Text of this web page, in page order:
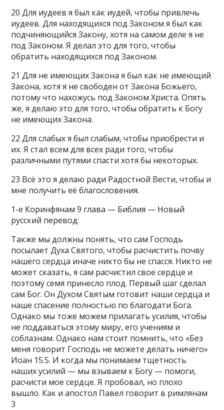
20 Для иудеев я был как иудей, чтобы привлечь
иудеев. Для находящихся под Законом я был как
подчиняющийся Закону, хотя на самом деле я не
под Законом. Я делал это для того, чтобы
обратить находящихся под Законом.
21 Для не имеющих Закона я был как не имеющий
Закона, хотя я не свободен от Закона Божьего,
потому что нахожусь под Законом Христа. Опять
же, я делаю это для того, чтобы обратить к Богу
не имеющих Закона.
22 Для слабых я был слабым, чтобы приобрести и
их. Я стал всем для всех ради того, чтобы
различными путями спасти хотя бы некоторых.
23 Всё это я делаю ради Радостной Вести, чтобы и
мне получить её благословения.
1-е Коринфянам 9 глава — Библия — Новый
русский перевод:
Также мы должны понять, что сам Господь
посылает Духа Святого, чтобы расчистить почву
нашего сердца иначе никто бы не спасся. Никто не
может сказать, я сам расчистил свое сердце и
поэтому семя принесло плод. Первый шаг сделал
сам Бог. Он Духом Святым готовит наши сердца и
наше спасение полностью по благодати Бога.
Однако мы тоже можем прилагать усилия, чтобы
не поддаваться этому миру, его учениям и
соблазнам. Однако нам стоит помнить, что «Без
меня говорит Господь не можете делать ничего»
Иоан 15.5. И когда мы понимаем тщетность
наших усилий — мы взываем к Богу — помоги,
расчисти мое сердце. Я пробовал, но плохо
вышло. Как и апостол Павел говорит в римлянам
3